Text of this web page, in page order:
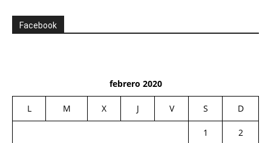
Facebook
febrero 2020
L M X J V S D
1
2